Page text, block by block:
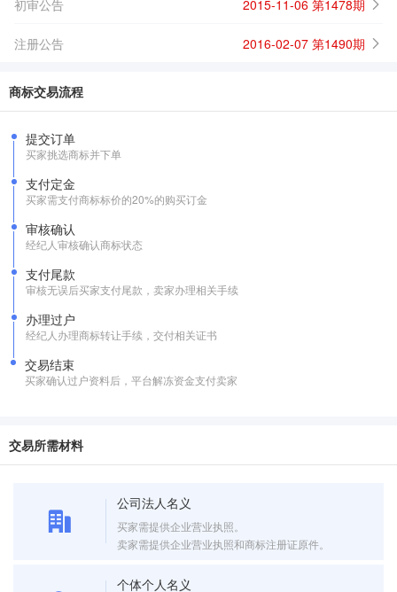
初审公告 2015-11-06 第1478期
注册公告 2016-02-07 第1490期
商标交易流程
提交订单
买家挑选商标并下单
支付定金
买家需支付商标标价的20%的购买订金
审核确认
经纪人审核确认商标状态
支付尾款
审核无误后买家支付尾款，卖家办理相关手续
办理过户
经纪人办理商标转让手续，交付相关证书
交易结束
买家确认过户资料后，平台解冻资金支付卖家
交易所需材料
公司法人名义
买家需提供企业营业执照。
卖家需提供企业营业执照和商标注册证原件。
个体个人名义